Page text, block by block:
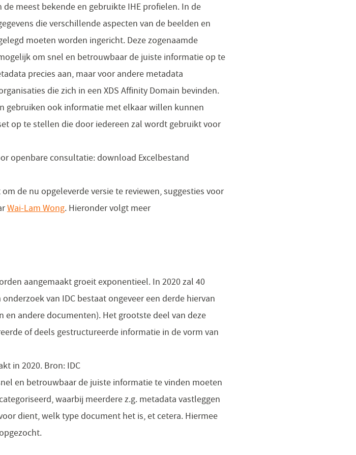
de meest bekende en gebruikte IHE profielen. In de
die verschillende aspecten van de beelden en
moeten worden ingericht. Deze zogenaamde
om snel en betrouwbaar de juiste informatie op te
precies aan, maar voor andere metadata
die zich in een XDS Affinity Domain bevinden.
gebruiken ook informatie met elkaar willen kunnen
op te stellen die door iedereen zal wordt gebruikt voor
openbare consultatie: download Excelbestand
de nu opgeleverde versie te reviewen, suggesties voor
Wai-Lam Wong. Hieronder volgt meer
aangemaakt groeit exponentieel. In 2020 zal 40
van IDC bestaat ongeveer een derde hiervan
andere documenten). Het grootste deel van deze
of deels gestructureerde informatie in de vorm van
in 2020. Bron: IDC
en betrouwbaar de juiste informatie te vinden moeten
waarbij meerdere z.g. metadata vastleggen
dient, welk type document het is, et cetera. Hiermee